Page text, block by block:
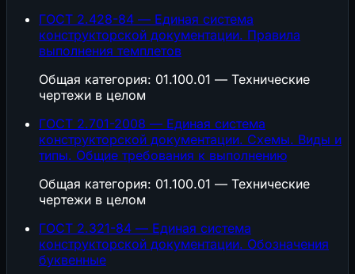
ГОСТ 2.428-84 — Единая система
конструкторской документации. Правила
выполнения темплетов
Общая категория: 01.100.01 — Технические
чертежи в целом
ГОСТ 2.701-2008 — Единая система
конструкторской документации. Схемы. Виды и
типы. Общие требования к выполнению
Общая категория: 01.100.01 — Технические
чертежи в целом
ГОСТ 2.321-84 — Единая система
конструкторской документации. Обозначения
буквенные